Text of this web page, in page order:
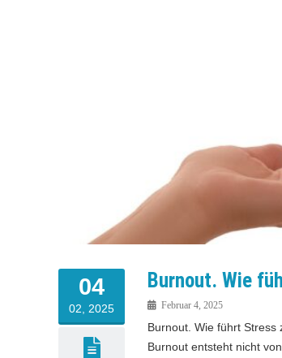
04
02, 2025
Burnout. Wie
Februar 4, 2025
Burnout. Wie führt
Burnout entsteht nicht